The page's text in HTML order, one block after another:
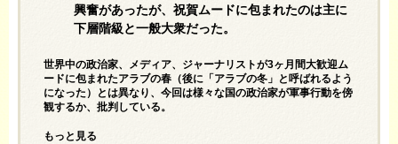
興奮があったが、祝賀ムードに包まれたのは主に
下層階級と一般大衆だった。
世界中の政治家、メディア、ジャーナリストが3ヶ月間大歓迎ム
ードに包まれたアラブの春（後に「アラブの冬」と呼ばれるよう
になった）とは異なり、今回は様々な国の政治家が軍事行動を傍
観するか、批判している。
もっと見る